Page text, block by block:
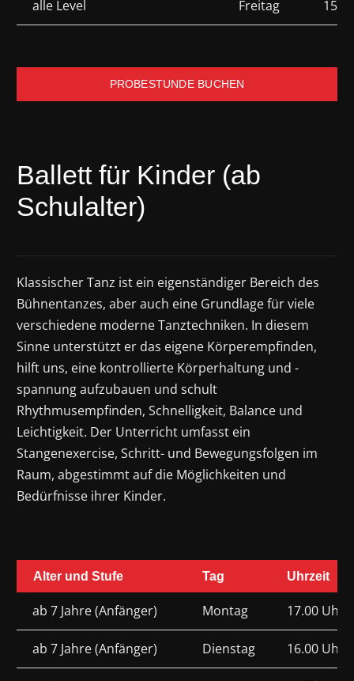
alle Level Freitag
PROBESTUNDE BUCHEN
Ballett für Kinder (ab
Schulalter)
Klassischer Tanz ist ein eigenständiger Bereich des
Bühnentanzes, aber auch eine Grundlage für viele
verschiedene moderne Tanztechniken. In diesem
Sinne unterstützt er das eigene Körperempfinden,
hilft uns, eine kontrollierte Körperhaltung und -
spannung aufzubauen und schult
Rhythmusempfinden, Schnelligkeit, Balance und
Leichtigkeit. Der Unterricht umfasst ein
Stangenexercise, Schritt- und Bewegungsfolgen im
Raum, abgestimmt auf die Möglichkeiten und
Bedürfnisse ihrer Kinder.
Alter und Stufe Tag Uhrzeit
ab 7 Jahre (Anfänger) Montag 17.00 Uhr
ab 7 Jahre (Anfänger) Dienstag 16.00 Uhr